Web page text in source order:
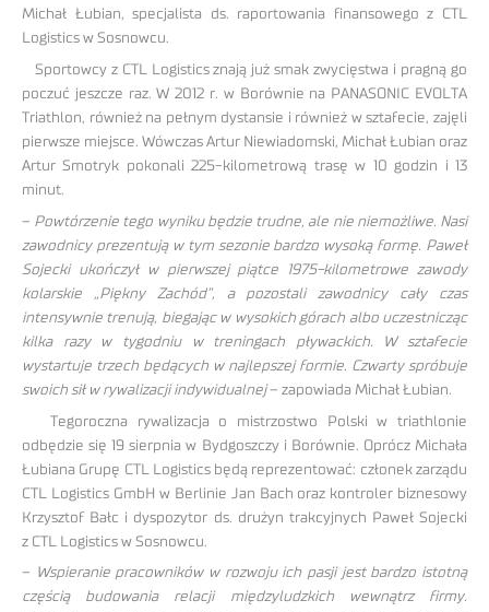
Michał Łubian, specjalista ds. raportowania finansowego z CTL
Logistics w Sosnowcu.
Sportowcy z CTL Logistics znają już smak zwycięstwa i pragną go
poczuć jeszcze raz. W 2012 r. w Borównie na PANASONIC EVOLTA
Triathlon, również na pełnym dystansie i również w sztafecie, zajęli
pierwsze miejsce. Wówczas Artur Niewiadomski, Michał Łubian oraz
Artur Smotryk pokonali 225-kilometrową trasę w 10 godzin i 13
minut.
– Powtórzenie tego wyniku będzie trudne, ale nie niemożliwe. Nasi
zawodnicy prezentują w tym sezonie bardzo wysoką formę. Paweł
Sojecki ukończył w pierwszej piątce 1975-kilometrowe zawody
kolarskie „Piękny Zachód”, a pozostali zawodnicy cały czas
intensywnie trenują, biegając w wysokich górach albo uczestnicząc
kilka razy w tygodniu w treningach pływackich. W sztafecie
wystartuje trzech będących w najlepszej formie. Czwarty spróbuje
swoich sił w rywalizacji indywidualnej– zapowiada Michał Łubian.
Tegoroczna rywalizacja o mistrzostwo Polski w triathlonie
odbędzie się 19 sierpnia w Bydgoszczy i Borównie. Oprócz Michała
Łubiana Grupę CTL Logistics będą reprezentować: członek zarządu
CTL Logistics GmbH w Berlinie Jan Bach oraz kontroler biznesowy
Krzysztof Bałc i dyspozytor ds. drużyn trakcyjnych Paweł Sojecki
z CTL Logistics w Sosnowcu.
–
Wspieranie pracowników w rozwoju ich pasji jest bardzo istotną
częścią budowania relacji międzyludzkich wewnątrz firmy.